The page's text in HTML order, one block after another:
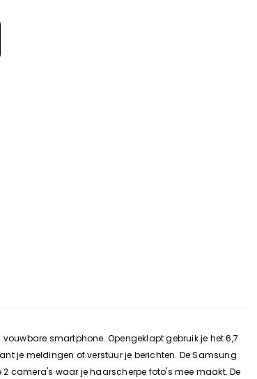
smartphone. Opengeklapt gebruik je het 6,7
je meldingen of verstuur je berichten. De Samsung
camera's waar je haarscherpe foto's mee maakt. De